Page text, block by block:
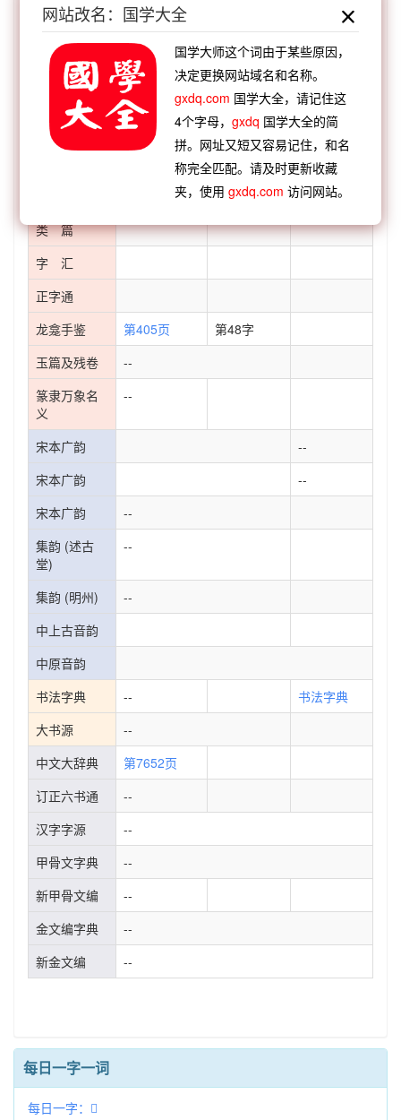
说文通训定
声
--
说文解字义
--
说文解字诂
--
类 篇
字 汇
正字通
龙龛手鉴
第405页
第48字
玉篇及残卷
--
篆隶万象名
义
--
宋本广韵
--
宋本广韵
--
宋本广韵
--
集韵 (述古
堂)
--
集韵 (明州)
--
中上古音韵
中原音韵
书法字典
--
书法字典
大书源
--
中文大辞典
第7652页
订正六书通
--
汉字字源
--
甲骨文字典
--
新甲骨文编
--
金文编字典
--
新金文编
--
每日一字一词
每日一字：𧊽
网站改名：国学大全
国学大师这个词由于某些原因，
决定更换网站域名和名称。
gxdq.com 国学大全，请记住这
4个字母，gxdq 国学大全的简
拼。网址又短又容易记住，和名
称完全匹配。请及时更新收藏
夹，使用gxdq.com 访问网站。